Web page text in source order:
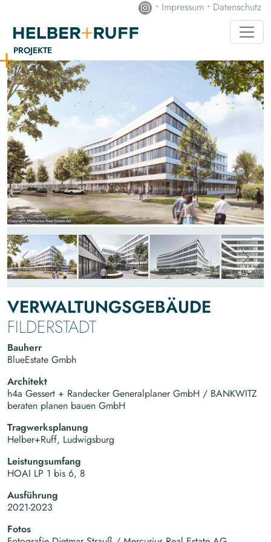
• Impressum • Datenschutz
PROJEKTE
VERWALTUNGSGEBÄUDE
FILDERSTADT
Bauherr
BlueEstate Gmbh
Architekt
h4a Gessert + Randecker Generalplaner GmbH / BANKWITZ
beraten planen bauen GmbH
Tragwerksplanung
Helber+Ruff, Ludwigsburg
Leistungsumfang
HOAI LP 1 bis 6, 8
Ausführung
2021-2023
Fotos